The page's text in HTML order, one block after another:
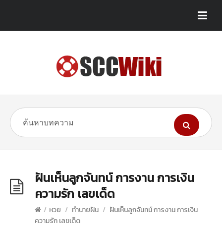
ฝันเห็นลูกจันทน์ การงาน การเงิน
ความรัก เลขเด็ด
/ หวย / ทำนายฝัน / ฝันเห็นลูกจันทน์ การงาน การเงิน
ความรัก เลขเด็ด